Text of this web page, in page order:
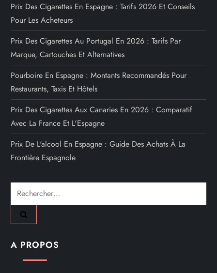
t
i
o
n
d
e
s
u
b
l
Prix Des Cigarettes En Espagne : Tarifs 2026 Et Conseils
Pour Les Acheteurs
Prix Des Cigarettes Au Portugal En 2026 : Tarifs Par
Marque, Cartouches Et Alternatives
Pourboire En Espagne : Montants Recommandés Pour
Restaurants, Taxis Et Hôtels
Prix Des Cigarettes Aux Canaries En 2026 : Comparatif
Avec La France Et L'Espagne
Prix De L'alcool En Espagne : Guide Des Achats À La
Frontière Espagnole
Rechercher :
A PROPOS